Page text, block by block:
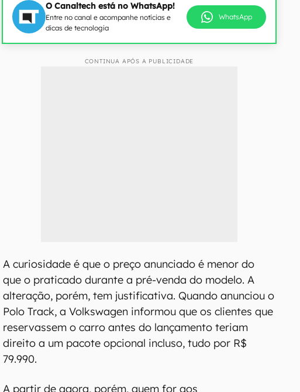
O Canaltech está no WhatsApp!
Entre no canal e acompanhe notícias e
dicas de tecnologia
WhatsApp
CONTINUA APÓS A PUBLICIDADE
A curiosidade é que o preço anunciado é menor do
que o praticado durante a pré-venda do modelo. A
alteração, porém, tem justificativa. Quando anunciou o
Polo Track, a Volkswagen informou que os clientes que
reservassem o carro antes do lançamento teriam
direito a um pacote opcional incluso, tudo por R$
79.990.
A partir de agora, porém, quem for aos